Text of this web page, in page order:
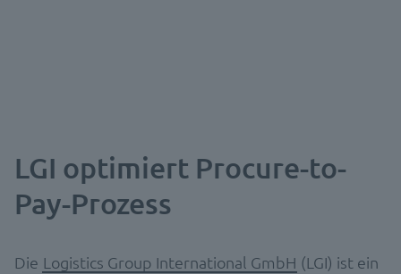
LGI optimiert Procure-to-
Pay-Prozess
Die Logistics Group International GmbH (LGI) ist ein